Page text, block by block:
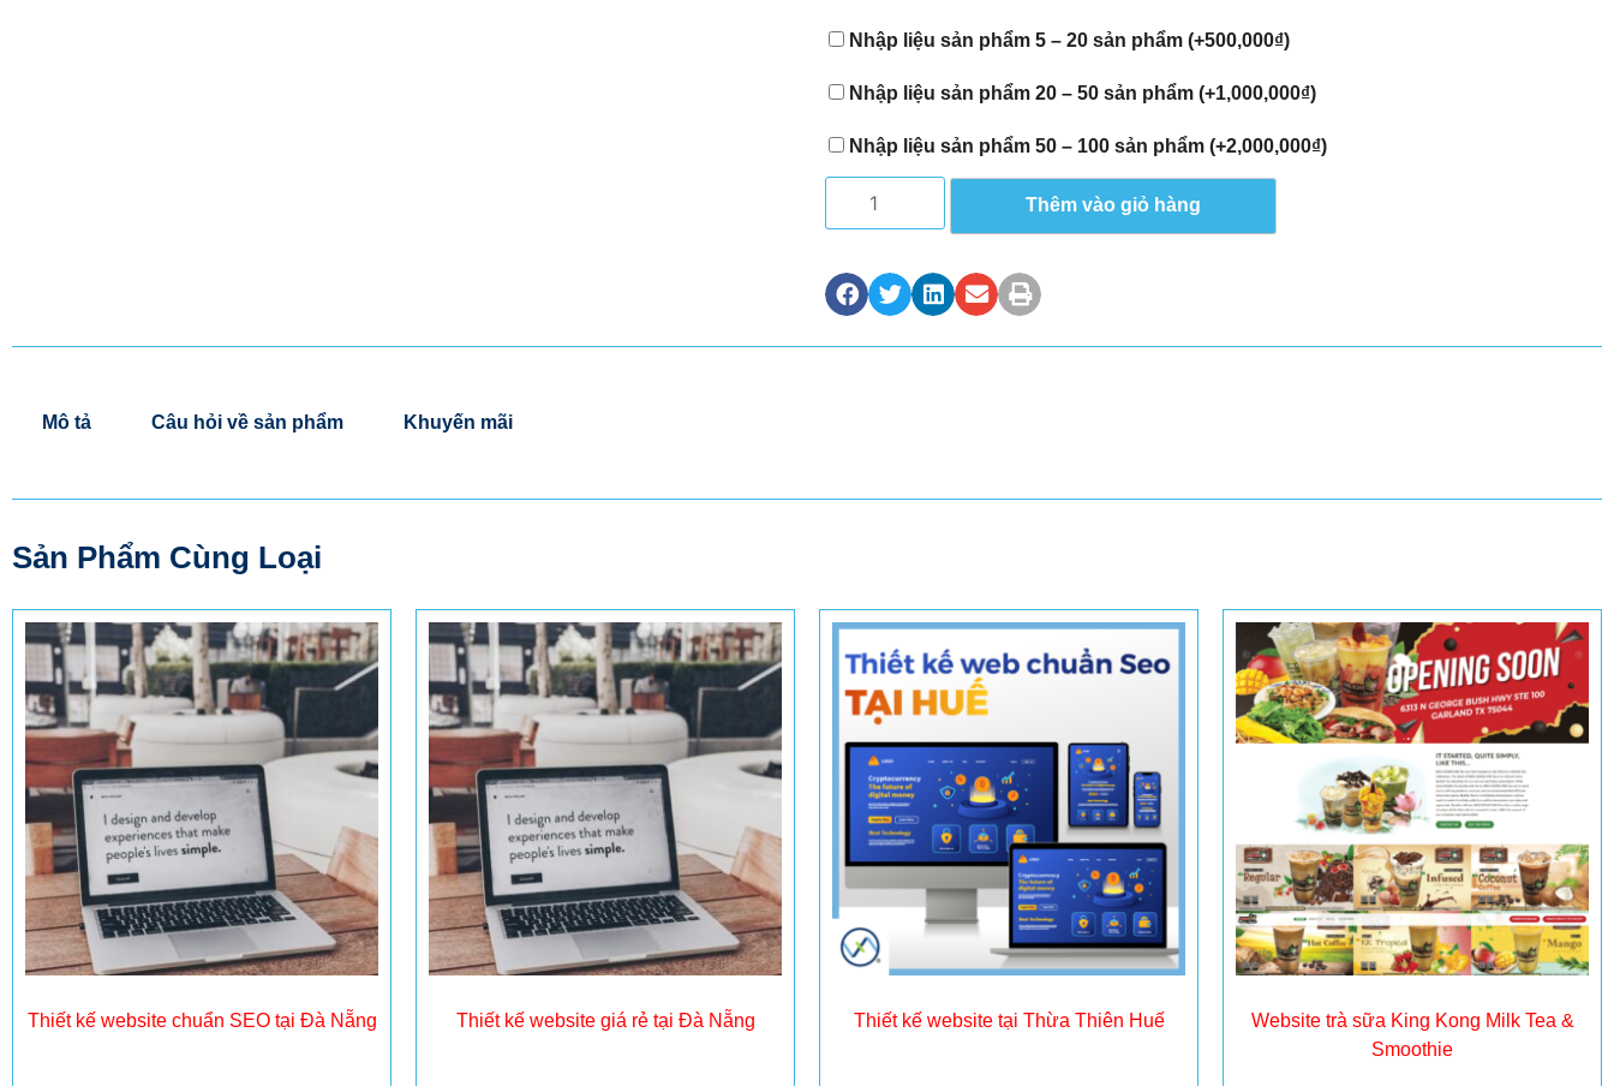
Nhập liệu sản phẩm 5 – 20 sản phẩm (+500,000₫)
Nhập liệu sản phẩm 20 – 50 sản phẩm (+1,000,000₫)
Nhập liệu sản phẩm 50 – 100 sản phẩm (+2,000,000₫)
Thêm vào giỏ hàng
Mô tả Câu hỏi về sản phẩm Khuyến mãi
Sản Phẩm Cùng Loại
Thiết kế website chuẩn SEO tại Đà Nẵng Thiết kế website giá rẻ tại Đà Nẵng Thiết kế website tại Thừa Thiên Huế
Website trà sữa King Kong Milk Tea &
Smoothie